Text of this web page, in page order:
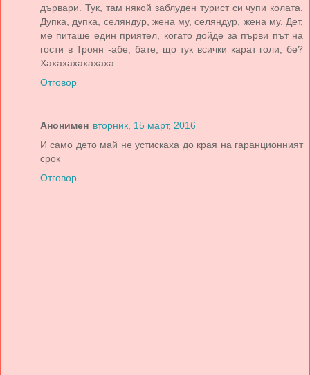
дървари. Тук, там някой заблуден турист си чупи колата.
Дупка, дупка, селяндур, жена му, селяндур, жена му. Дет,
ме питаше един приятел, когато дойде за първи път на
гости в Троян -абе, бате, що тук всички карат голи, бе?
Хахахахахахаха
Отговор
Анонимен вторник, 15 март, 2016
И само дето май не устискаха до края на гаранционният
срок
Отговор